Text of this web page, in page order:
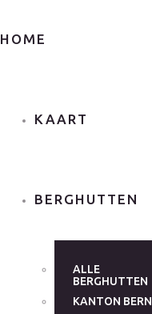
HOME
KAART
BERGHUTTEN
ALLE
BERGHUTTEN
KANTON BERN